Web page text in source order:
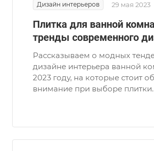
Дизайн интерьеров 29 мая 2023
Плитка для ванной
тренды современного
Рассказываем о модных
дизайне интерьера ванной
2023 году, на которые стоит
внимание при выборе плитки.